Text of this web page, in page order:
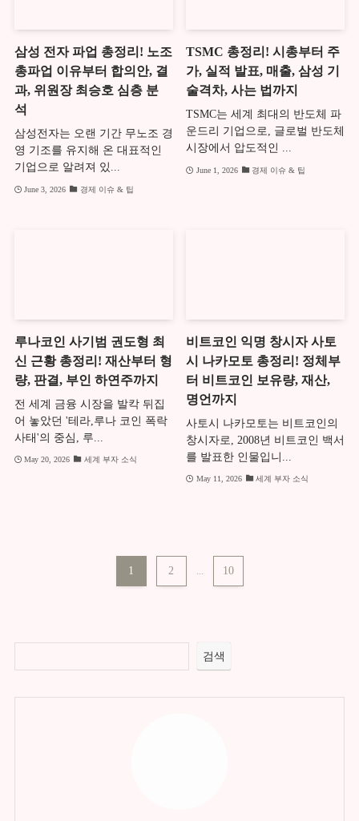
삼성 전자 파업 총정리! 노조
총파업 이유부터 합의안, 결
과, 위원장 최승호 심층 분
석
삼성전자는 오랜 기간 무노조 경
영 기조를 유지해 온 대표적인
기업으로 알려져 있...
June 3, 2026 경제 이슈 & 팁
TSMC 총정리! 시총부터 주
가, 실적 발표, 매출, 삼성 기
술격차, 사는 법까지
TSMC는 세계 최대의 반도체 파
운드리 기업으로, 글로벌 반도체
시장에서 압도적인 ...
June 1, 2026 경제 이슈 & 팁
루나코인 사기범 권도형 최
신 근황 총정리! 재산부터 형
량, 판결, 부인 하연주까지
전 세계 금융 시장을 발칵 뒤집
어 놓았던 '테라,루나 코인 폭락
사태'의 중심, 루...
May 20, 2026 세계 부자 소식
비트코인 익명 창시자 사토
시 나카모토 총정리! 정체부
터 비트코인 보유량, 재산,
명언까지
사토시 나카모토는 비트코인의
창시자로, 2008년 비트코인 백서
를 발표한 인물입니...
May 11, 2026 세계 부자 소식
1 2 10
검색